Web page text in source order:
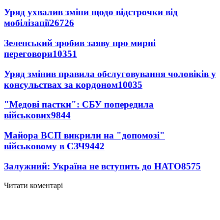
Уряд ухвалив зміни щодо відстрочки від
мобілізації26726
Зеленський зробив заяву про мирні
переговори10351
Уряд змінив правила обслуговування чоловіків у
консульствах за кордоном10035
"Медові пастки": СБУ попередила
військових9844
Майора ВСП викрили на "допомозі"
військовому в СЗЧ9442
Залужний: Україна не вступить до НАТО8575
Читати коментарі